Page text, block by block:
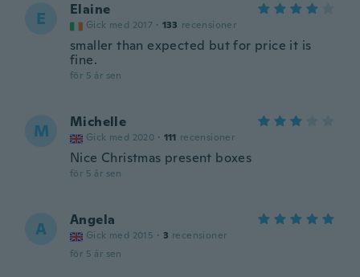
E Elaine
Gick med 2017 · 133 recensioner
smaller than expected but for price it is
fine.
för 5 år sen
M Michelle
Gick med 2020 · 111 recensioner
Nice Christmas present boxes
för 5 år sen
A Angela
Gick med 2015 · 3 recensioner
för 5 år sen